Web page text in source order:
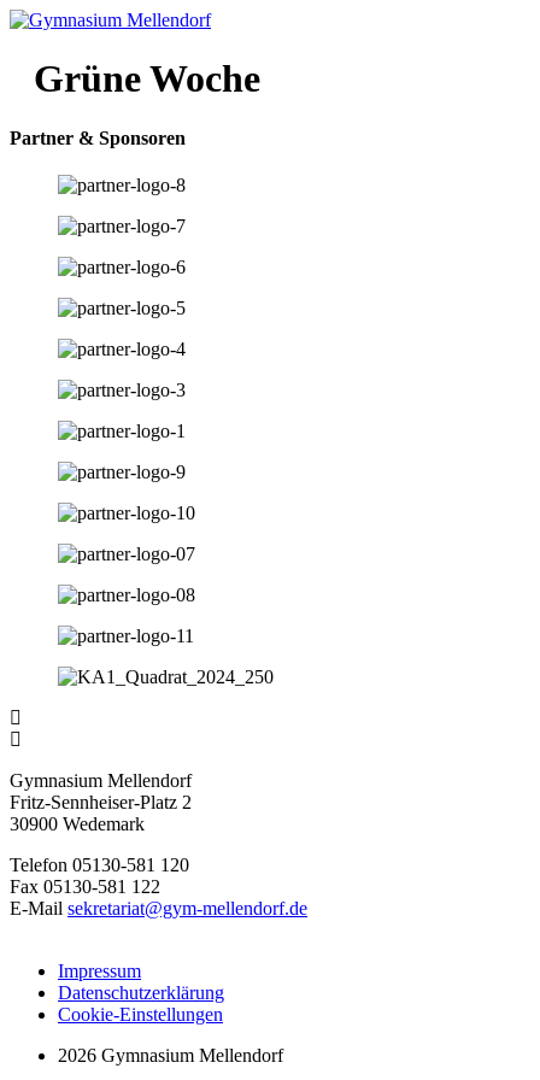
Zum
wechseln
Grüne Woche
Partner & Sponsoren
Gymnasium Mellendorf
Fritz-Sennheiser-Platz 2
30900 Wedemark
Telefon 05130-581 120
Fax 05130-581 122
E-Mail sekretariat@gym-mellendorf.de
Impressum
Datenschutzerklärung
Cookie-Einstellungen
2026 Gymnasium Mellendorf